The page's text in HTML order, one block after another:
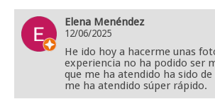
Elena Menéndez
12/06/2025
He ido hoy a hacerme unas
experiencia no ha podido ser
que me ha atendido ha sido
me ha atendido súper rápido.